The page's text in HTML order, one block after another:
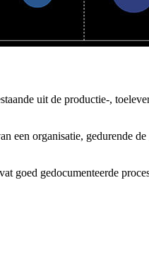
uit de productie-,
een organisatie, gedurende
goed gedocumenteerde